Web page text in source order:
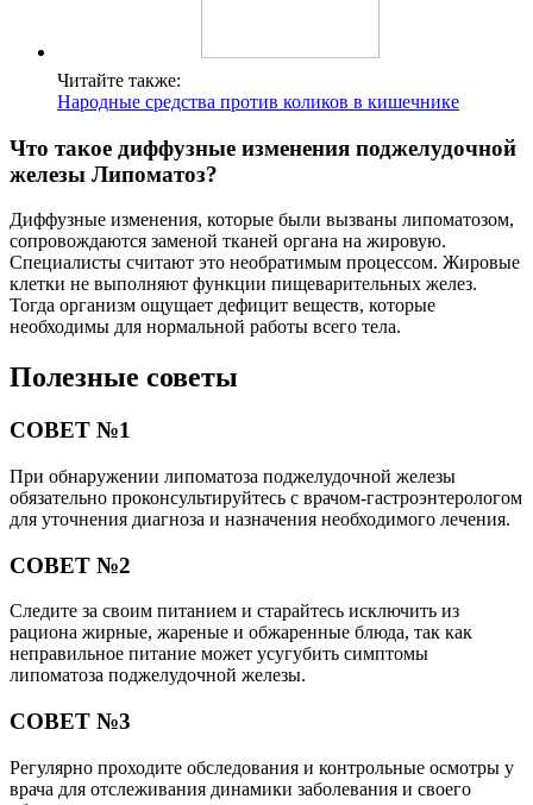
Читайте также:
Народные средства против коликов в кишечнике
Что такое диффузные изменения поджелудочной
железы Липоматоз?
Диффузные изменения, которые были вызваны липоматозом,
сопровождаются заменой тканей органа на жировую.
Специалисты считают это необратимым процессом. Жировые
клетки не выполняют функции пищеварительных желез.
Тогда организм ощущает дефицит веществ, которые
необходимы для нормальной работы всего тела.
Полезные советы
СОВЕТ №1
При обнаружении липоматоза поджелудочной железы
обязательно проконсультируйтесь с врачом-гастроэнтерологом
для уточнения диагноза и назначения необходимого лечения.
СОВЕТ №2
Следите за своим питанием и старайтесь исключить из
рациона жирные, жареные и обжаренные блюда, так как
неправильное питание может усугубить симптомы
липоматоза поджелудочной железы.
СОВЕТ №3
Регулярно проходите обследования и контрольные осмотры у
врача для отслеживания динамики заболевания и своего